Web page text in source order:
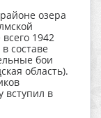
озера
1942
составе
бои
область).
вступил в